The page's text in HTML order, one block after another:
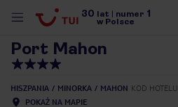
30 lat numer 1
w Polsce
Port Mahon
HISZPANIA MINORKA MAHON KOD HOTELU
POKAŻ NA MAPIE